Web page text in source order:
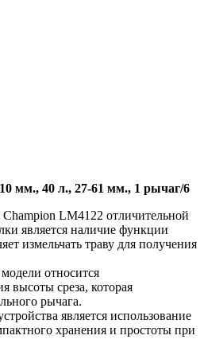
мм., 40 л., 27-61 мм., 1 рычаг/6
Champion LM4122 отличительной
является наличие функции
измельчать траву для получения
относится
высоты среза, которая
рычага.
является использование
хранения и простоты при